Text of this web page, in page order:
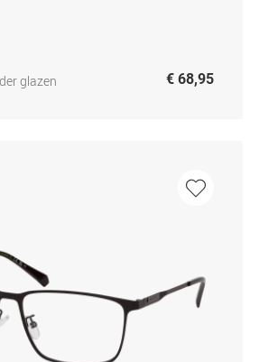
glazen
€ 68,95